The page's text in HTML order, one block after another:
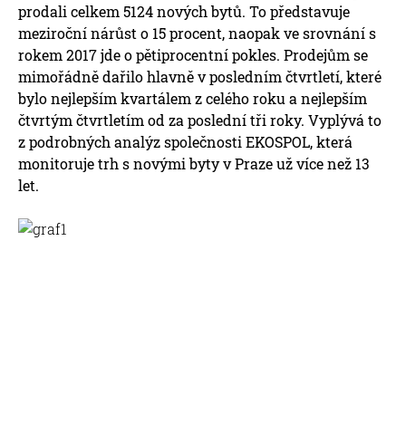
prodali celkem 5124 nových bytů. To představuje
meziroční nárůst o 15 procent, naopak ve srovnání s
rokem 2017 jde o pětiprocentní pokles. Prodejům se
mimořádně dařilo hlavně v posledním čtvrtletí, které
bylo nejlepším kvartálem z celého roku a nejlepším
čtvrtým čtvrtletím od za poslední tři roky. Vyplývá to
z podrobných analýz společnosti EKOSPOL, která
monitoruje trh s novými byty v Praze už více než 13
let.